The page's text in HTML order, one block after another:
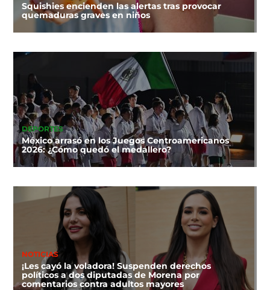
Squishies encienden las alertas tras provocar
quemaduras graves en niños
DEPORTES
México arrasó en los Juegos Centroamericanos
2026: ¿Cómo quedó el medallero?
NOTICIAS
¡Les cayó la voladora! Suspenden derechos
políticos a dos diputadas de Morena por
comentarios contra adultos mayores